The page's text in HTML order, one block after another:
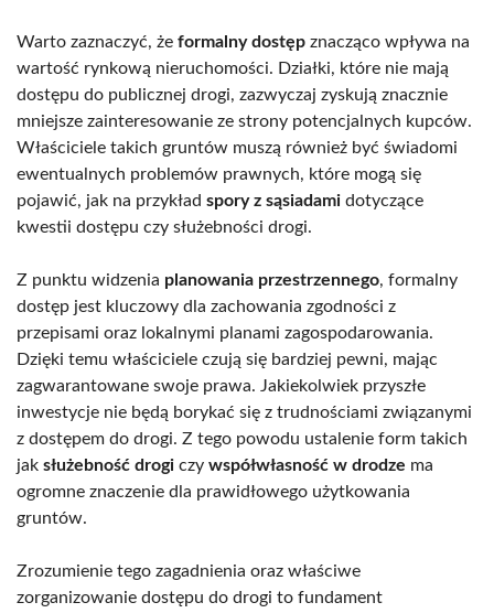
Warto zaznaczyć, że formalny dostęp znacząco wpływa na
wartość rynkową nieruchomości. Działki, które nie mają
dostępu do publicznej drogi, zazwyczaj zyskują znacznie
mniejsze zainteresowanie ze strony potencjalnych kupców.
Właściciele takich gruntów muszą również być świadomi
ewentualnych problemów prawnych, które mogą się
pojawić, jak na przykład spory z sąsiadami dotyczące
kwestii dostępu czy służebności drogi.
Z punktu widzenia planowania przestrzennego, formalny
dostęp jest kluczowy dla zachowania zgodności z
przepisami oraz lokalnymi planami zagospodarowania.
Dzięki temu właściciele czują się bardziej pewni, mając
zagwarantowane swoje prawa. Jakiekolwiek przyszłe
inwestycje nie będą borykać się z trudnościami związanymi
z dostępem do drogi. Z tego powodu ustalenie form takich
jak służebność drogi czy współwłasność w drodze ma
ogromne znaczenie dla prawidłowego użytkowania
gruntów.
Zrozumienie tego zagadnienia oraz właściwe
zorganizowanie dostępu do drogi to fundament